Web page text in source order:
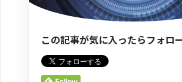
この記事が気に入ったらフォロ